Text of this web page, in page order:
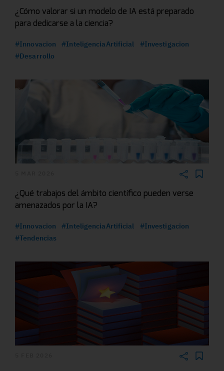
¿Cómo valorar si un modelo de IA está preparado
para dedicarse a la ciencia?
#Innovacion #InteligenciaArtificial
#Investigacion
#Desarrollo
¿Qué trabajos del ámbito científico pueden verse
amenazados por la IA?
#Innovacion #InteligenciaArtificial
#Investigacion
#Tendencias